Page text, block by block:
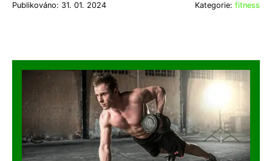
Publikováno: 31. 01. 2024 Kategorie: fitness